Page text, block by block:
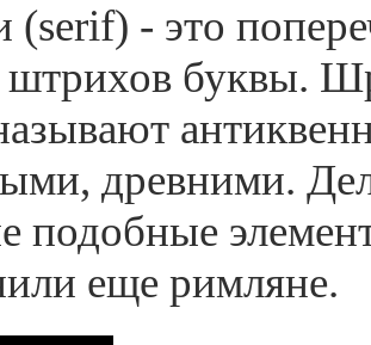
(serif) - это
штрихов буквы.
древними.
подобные
еще римляне.